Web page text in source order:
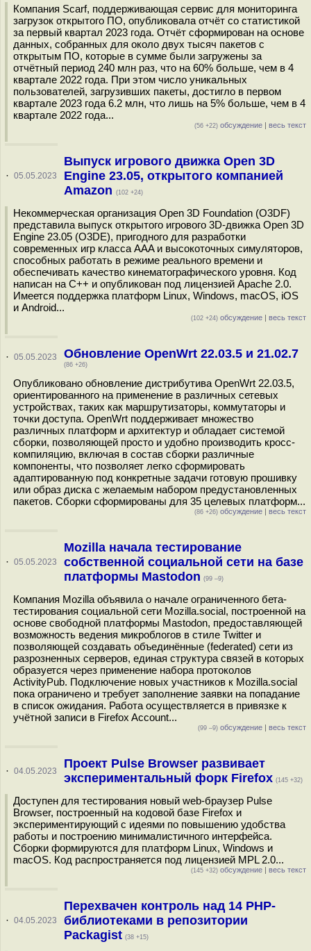
Компания Scarf, поддерживающая сервис для мониторинга
загрузок открытого ПО, опубликовала отчёт со статистикой
за первый квартал 2023 года. Отчёт сформирован на основе
данных, собранных для около двух тысяч пакетов с
открытым ПО, которые в сумме были загружены за
отчётный период 240 млн раз, что на 60% больше, чем в 4
квартале 2022 года. При этом число уникальных
пользователей, загрузивших пакеты, достигло в первом
квартале 2023 года 6.2 млн, что лишь на 5% больше, чем в 4
квартале 2022 года...
(56 +22) обсуждение | весь текст
· 05.05.2023
Выпуск игрового движка Open 3D
Engine 23.05, открытого компанией
Amazon (102 +24)
Некоммерческая организация Open 3D Foundation (O3DF)
представила выпуск открытого игрового 3D-движка Open 3D
Engine 23.05 (O3DE), пригодного для разработки
современных игр класса AAA и высокоточных симуляторов,
способных работать в режиме реального времени и
обеспечивать качество кинематографического уровня. Код
написан на С++ и опубликован под лицензией Apache 2.0.
Имеется поддержка платформ Linux, Windows, macOS, iOS
и Android...
(102 +24) обсуждение | весь текст
· 05.05.2023 Обновление OpenWrt 22.03.5 и 21.02.7
(86 +26)
Опубликовано обновление дистрибутива OpenWrt 22.03.5,
ориентированного на применение в различных сетевых
устройствах, таких как маршрутизаторы, коммутаторы и
точки доступа. OpenWrt поддерживает множество
различных платформ и архитектур и обладает системой
сборки, позволяющей просто и удобно производить кросс-
компиляцию, включая в состав сборки различные
компоненты, что позволяет легко сформировать
адаптированную под конкретные задачи готовую прошивку
или образ диска с желаемым набором предустановленных
пакетов. Сборки сформированы для 35 целевых платформ...
(86 +26) обсуждение | весь текст
· 05.05.2023
Mozilla начала тестирование
собственной социальной сети на базе
платформы Mastodon (99 –9)
Компания Mozilla объявила о начале ограниченного бета-
тестирования социальной сети Mozilla.social, построенной на
основе свободной платформы Mastodon, предоставляющей
возможность ведения микроблогов в стиле Twitter и
позволяющей создавать объединённые (federated) сети из
разрозненных серверов, единая структура связей в которых
образуется через применение набора протоколов
ActivityPub. Подключение новых участников к Mozilla.social
пока ограничено и требует заполнение заявки на попадание
в список ожидания. Работа осуществляется в привязке к
учётной записи в Firefox Account...
(99 –9) обсуждение | весь текст
· 04.05.2023
Проект Pulse Browser развивает
экспериментальный форк Firefox (145 +32)
Доступен для тестирования новый web-браузер Pulse
Browser, построенный на кодовой базе Firefox и
экспериментирующий с идеями по повышению удобства
работы и построению минималистичного интерфейса.
Сборки формируются для платформ Linux, Windows и
macOS. Код распространяется под лицензией MPL 2.0...
(145 +32) обсуждение | весь текст
· 04.05.2023
Перехвачен контроль над 14 PHP-
библиотеками в репозитории
Packagist (38 +15)